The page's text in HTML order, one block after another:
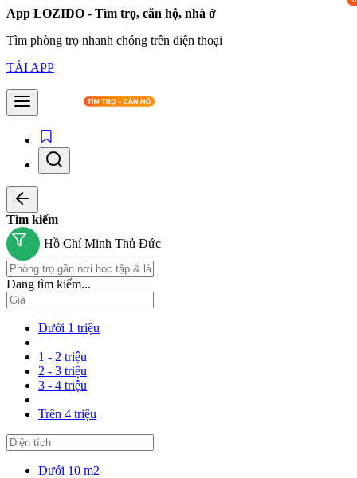
App LOZIDO - Tìm trọ, căn hộ, nhà ở
Tìm phòng trọ nhanh chóng trên điện thoại
TẢI APP
Tìm kiếm
Hồ Chí Minh Thủ Đức
Đang tìm kiếm...
Dưới 1 triệu
1 - 2 triệu
2 - 3 triệu
3 - 4 triệu
Trên 4 triệu
Dưới 10 m2